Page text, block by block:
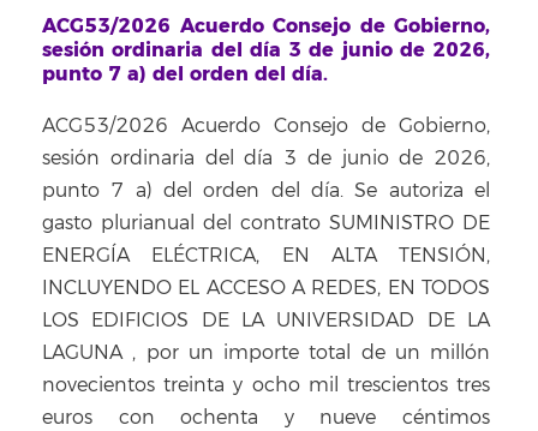
ACG53/2026 Acuerdo Consejo de Gobierno,
sesión ordinaria del día 3 de junio de 2026,
punto 7 a) del orden del día.
ACG53/2026 Acuerdo Consejo de Gobierno,
sesión ordinaria del día 3 de junio de 2026,
punto 7 a) del orden del día. Se autoriza el
gasto plurianual del contrato SUMINISTRO DE
ENERGÍA ELÉCTRICA, EN ALTA TENSIÓN,
INCLUYENDO EL ACCESO A REDES, EN TODOS
LOS EDIFICIOS DE LA UNIVERSIDAD DE LA
LAGUNA , por un importe total de un millón
novecientos treinta y ocho mil trescientos tres
euros con ochenta y nueve céntimos